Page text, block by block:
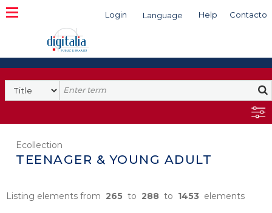
Login Language Help Contacto
Search
Ecollection
TEENAGER & YOUNG ADULT
Listing elements from 265 to 288 to 1453 elements